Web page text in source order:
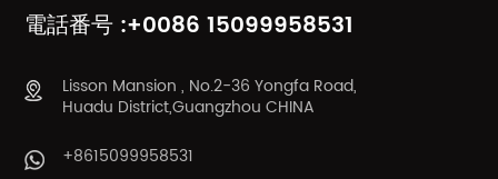
電話番号 :+0086 15099958531
Lisson Mansion , No.2-36 Yongfa Road,
Huadu District,Guangzhou CHINA
+8615099958531